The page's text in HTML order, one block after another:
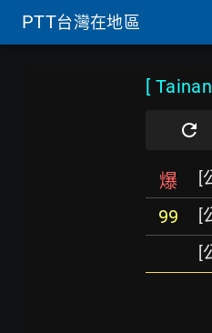
PTT台灣在地區
[
爆 [
99 [
[